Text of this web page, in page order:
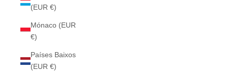
(EUR €)
Mónaco (EUR
€)
Países Baixos
(EUR €)